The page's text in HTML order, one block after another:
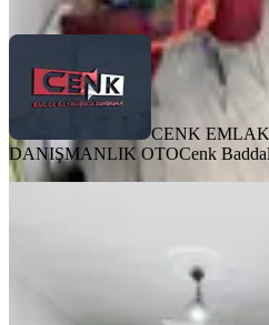
CENK
DANIŞMANLIK OTOCenk Baddal
·20 m²